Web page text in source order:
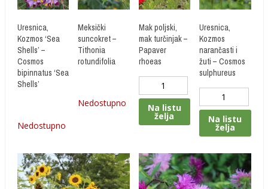
Uresnica,
Kozmos ‘Sea
Shells’ –
Cosmos
bipinnatus ‘Sea
Shells’
Nedostupno
Meksički
suncokret –
Tithonia
rotundifolia
Nedostupno
Mak poljski,
mak turčinjak –
Papaver
rhoeas
Količina
Na listu
želja
Uresnica,
Kozmos
narančasti i
žuti – Cosmos
sulphureus
Količina
Na listu
želja